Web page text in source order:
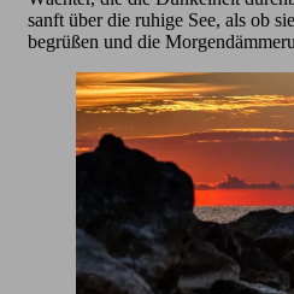
sanft über die ruhige See, als ob
begrüßen und die